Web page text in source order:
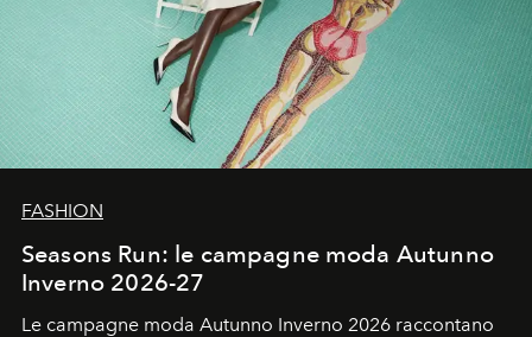
FASHION
Seasons Run: le campagne moda Autunno
Inverno 2026-27
Le campagne moda Autunno Inverno 2026 raccontano